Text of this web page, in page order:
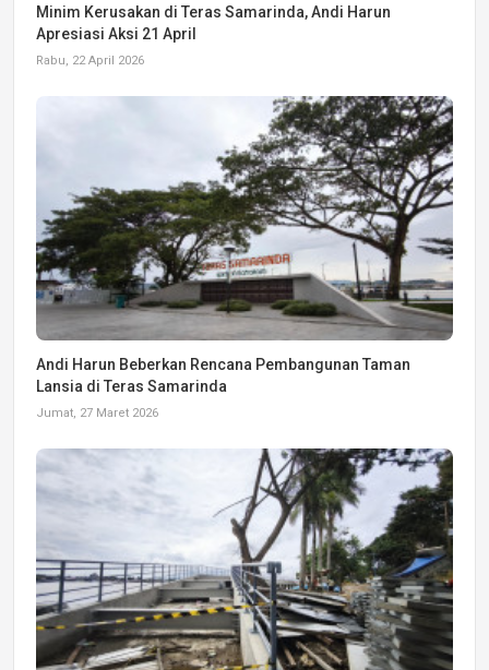
Minim Kerusakan di Teras Samarinda, Andi Harun
Apresiasi Aksi 21 April
Rabu, 22 April 2026
Andi Harun Beberkan Rencana Pembangunan Taman
Lansia di Teras Samarinda
Jumat, 27 Maret 2026